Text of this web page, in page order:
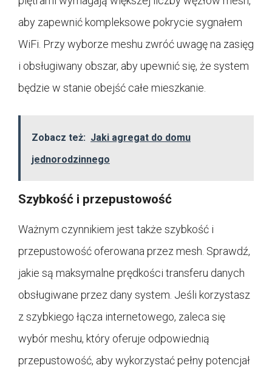
aby zapewnić kompleksowe pokrycie sygnałem
WiFi. Przy wyborze meshu zwróć uwagę na zasięg
i obsługiwany obszar, aby upewnić się, że system
będzie w stanie obejść całe mieszkanie.
Zobacz też: Jaki agregat do domu
jednorodzinnego
Szybkość i przepustowość
Ważnym czynnikiem jest także szybkość i
przepustowość oferowana przez mesh. Sprawdź,
jakie są maksymalne prędkości transferu danych
obsługiwane przez dany system. Jeśli korzystasz
z szybkiego łącza internetowego, zaleca się
wybór meshu, który oferuje odpowiednią
przepustowość, aby wykorzystać pełny potencjał